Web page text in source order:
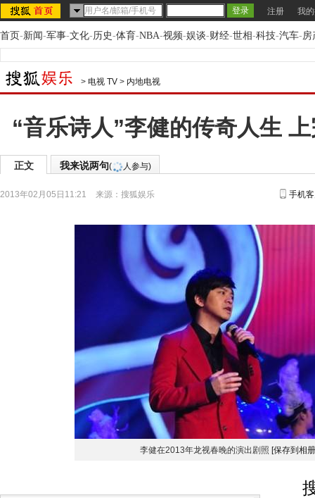
注册 我
首页-新闻-军事-文化-历史-体育-NBA-视频-娱谈-财经-世相-科技-汽车-房
> 电视 TV > 内地电视
“音乐诗人”李健的传奇人生
正文 我来说两句( 人参与)
2013年02月05日11:21 来源： 搜狐娱乐 手机
李健在2013年龙视春晚的演出剧照 [保存到相
搜